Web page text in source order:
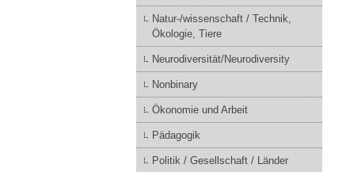
Natur-/wissenschaft / Technik,
Ökologie, Tiere
Neurodiversität/Neurodiversity
Nonbinary
Ökonomie und Arbeit
Pädagogik
Politik / Gesellschaft / Länder